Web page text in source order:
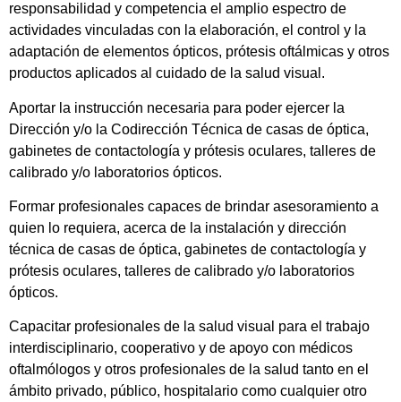
responsabilidad y competencia el amplio espectro de
actividades vinculadas con la elaboración, el control y la
adaptación de elementos ópticos, prótesis oftálmicas y otros
productos aplicados al cuidado de la salud visual.
Aportar la instrucción necesaria para poder ejercer la
Dirección y/o la Codirección Técnica de casas de óptica,
gabinetes de contactología y prótesis oculares, talleres de
calibrado y/o laboratorios ópticos.
Formar profesionales capaces de brindar asesoramiento a
quien lo requiera, acerca de la instalación y dirección
técnica de casas de óptica, gabinetes de contactología y
prótesis oculares, talleres de calibrado y/o laboratorios
ópticos.
Capacitar profesionales de la salud visual para el trabajo
interdisciplinario, cooperativo y de apoyo con médicos
oftalmólogos y otros profesionales de la salud tanto en el
ámbito privado, público, hospitalario como cualquier otro